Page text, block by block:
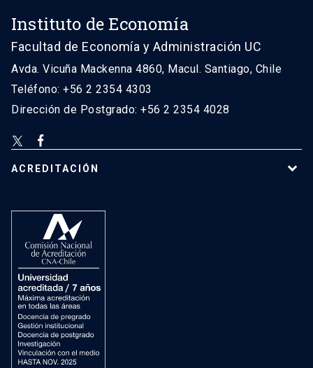
Instituto de Economía
Facultad de Economía y Administración UC
Avda. Vicuña Mackenna 4860, Macul. Santiago, Chile
Teléfono: +56 2 2354 4303
Dirección de Postgrado: +56 2 2354 4028
ACREDITACIÓN